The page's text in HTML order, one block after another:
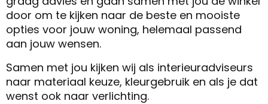
door om te kijken naar de beste en mooiste
opties voor jouw woning, helemaal passend
aan jouw wensen.
Samen met jou kijken wij als interieuradviseurs
naar materiaal keuze, kleurgebruik en als je dat
wenst ook naar verlichting.